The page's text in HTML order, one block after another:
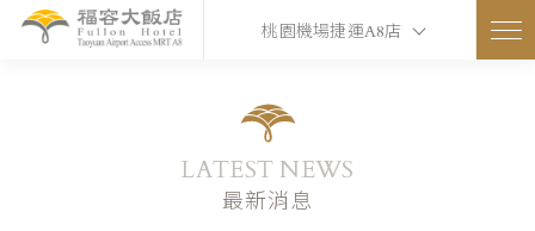
桃園機場捷運A8店
LATEST NEWS
最新消息